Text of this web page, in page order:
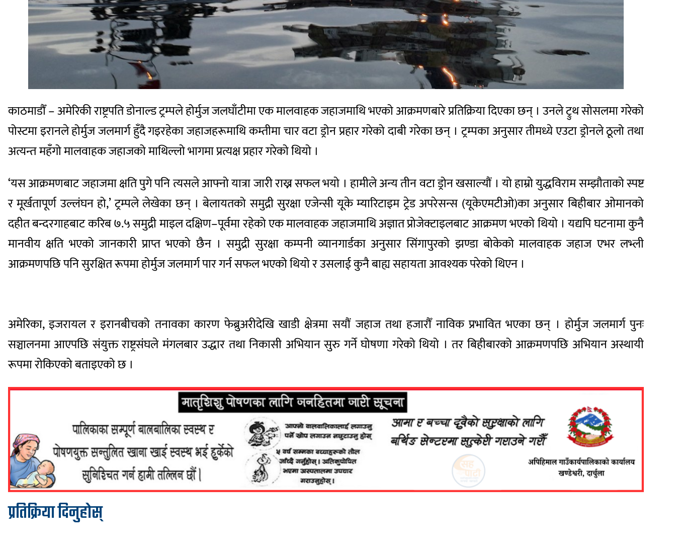
काठमाडौँ – अमेरिकी राष्ट्रपति डोनाल्ड ट्रम्पले होर्मुज जलघाँटीमा एक मालवाहक जहाजमाथि भएको आक्रमणबारे प्रतिक्रिया दिएका छन् । उनले ट्रुथ सोसलमा गरेको
पोस्टमा इरानले होर्मुज जलमार्ग हुँदै गइरहेका जहाजहरूमाथि कम्तीमा चार वटा ड्रोन प्रहार गरेको दाबी गरेका छन् । ट्रम्पका अनुसार तीमध्ये एउटा ड्रोनले ठूलो तथा
अत्यन्त महँगो मालवाहक जहाजको माथिल्लो भागमा प्रत्यक्ष प्रहार गरेको थियो ।
‘यस आक्रमणबाट जहाजमा क्षति पुगे पनि त्यसले आफ्नो यात्रा जारी राख्न सफल भयो । हामीले अन्य तीन वटा ड्रोन खसाल्यौं । यो हाम्रो युद्धविराम सम्झौताको स्पष्ट
र मूर्खतापूर्ण उल्लंघन हो,’ ट्रम्पले लेखेका छन् । बेलायतको समुद्री सुरक्षा एजेन्सी यूके म्यारिटाइम ट्रेड अपरेसन्स (यूकेएमटीओ)का अनुसार बिहीबार ओमानको
दहीत बन्दरगाहबाट करिब ७.५ समुद्री माइल दक्षिण–पूर्वमा रहेको एक मालवाहक जहाजमाथि अज्ञात प्रोजेक्टाइलबाट आक्रमण भएको थियो । यद्यपि घटनामा कुनै
मानवीय क्षति भएको जानकारी प्राप्त भएको छैन । समुद्री सुरक्षा कम्पनी व्यानगार्डका अनुसार सिंगापुरको झण्डा बोकेको मालवाहक जहाज एभर लभ्ली
आक्रमणपछि पनि सुरक्षित रूपमा होर्मुज जलमार्ग पार गर्न सफल भएको थियो र उसलाई कुनै बाह्य सहायता आवश्यक परेको थिएन ।
अमेरिका, इजरायल र इरानबीचको तनावका कारण फेब्रुअरीदेखि खाडी क्षेत्रमा सयौं जहाज तथा हजारौँ नाविक प्रभावित भएका छन् । होर्मुज जलमार्ग पुनः
सञ्चालनमा आएपछि संयुक्त राष्ट्रसंघले मंगलबार उद्धार तथा निकासी अभियान सुरु गर्ने घोषणा गरेको थियो । तर बिहीबारको आक्रमणपछि अभियान अस्थायी
रूपमा रोकिएको बताइएको छ ।
प्रतिक्रिया दिनुहोस्